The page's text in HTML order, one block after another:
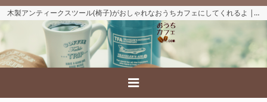
木製アンティークスツール(椅子)がおしゃれなおうちカフェにしてくれるよ | 北欧デザインやレトロなスチールがあるだけでインテリアはおしゃれになる